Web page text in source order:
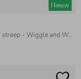
Nieuw
Sweater streep - Wiggle and Waddle Groen